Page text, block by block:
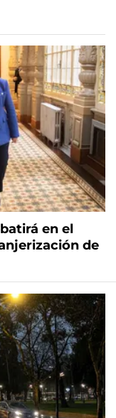
en el
de